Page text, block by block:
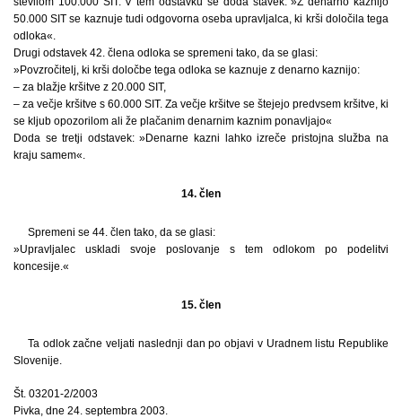
50.000 SIT se kaznuje tudi odgovorna oseba upravljalca, ki krši določila tega
odloka«.
Drugi odstavek 42. člena odloka se spremeni tako, da se glasi:
»Povzročitelj, ki krši določbe tega odloka se kaznuje z denarno kaznijo:
– za blažje kršitve z 20.000 SIT,
– za večje kršitve s 60.000 SIT. Za večje kršitve se štejejo predvsem kršitve, ki
se kljub opozorilom ali že plačanim denarnim kaznim ponavljajo«
Doda se tretji odstavek: »Denarne kazni lahko izreče pristojna služba na
kraju samem«.
14. člen
Spremeni se 44. člen tako, da se glasi:
»Upravljalec uskladi svoje poslovanje s tem odlokom po podelitvi
koncesije.«
15. člen
Ta odlok začne veljati naslednji dan po objavi v Uradnem listu Republike
Slovenije.
Št. 03201-2/2003
Pivka, dne 24. septembra 2003.